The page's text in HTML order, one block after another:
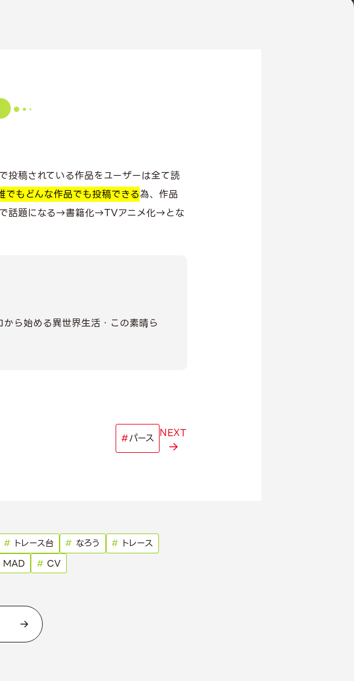
投稿されている作品をユーザーは全て読
でもどんな作品でも投稿できる為、作品
で話題になる→書籍化→TVアニメ化→とな
ら始める異世界生活・この素晴ら
#パース NEXT
# トレース台 # なろう # トレース
MAD # CV